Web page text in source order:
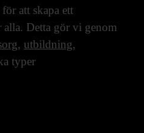
att skapa ett
alla. Detta gör vi genom
, utbildning,
typer